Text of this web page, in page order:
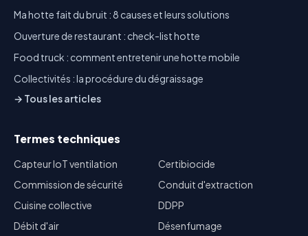
Ma hotte fait du bruit : 8 causes et leurs solutions
Ouverture de restaurant : check-list hotte
Food truck : comment entretenir une hotte mobile
Collectivités : la procédure du dégraissage
→ Tous les articles
Termes techniques
Capteur IoT ventilation
Certibiocide
Commission de sécurité
Conduit d'extraction
Cuisine collective
DDPP
Débit d'air
Désenfumage